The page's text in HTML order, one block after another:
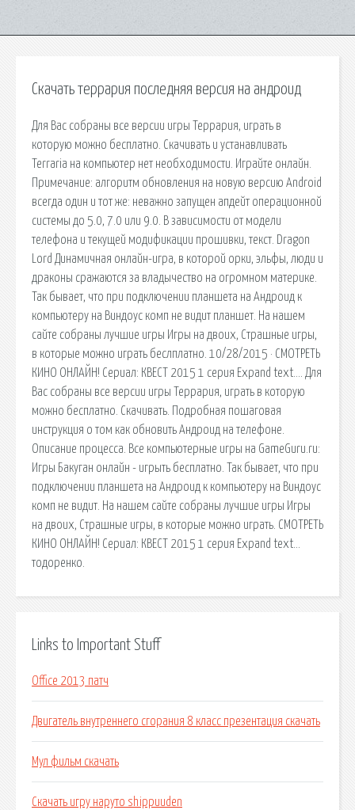
Скачать террария последняя версия на андроид
Для Вас собраны все версии игры Террария, играть в
которую можно бесплатно. Скачивать и устанавливать
Terraria на компьютер нет необходимости. Играйте онлайн.
Примечание: алгоритм обновления на новую версию Android
всегда один и тот же: неважно запущен апдейт операционной
системы до 5.0, 7.0 или 9.0. В зависимости от модели
телефона и текущей модификации прошивки, текст. Dragon
Lord Динамичная онлайн-игра, в которой орки, эльфы, люди и
драконы сражаются за владычество на огромном материке.
Так бывает, что при подключении планшета на Андроид к
компьютеру на Виндоус комп не видит планшет. На нашем
сайте собраны лучшие игры Игры на двоих, Страшные игры,
в которые можно играть беслплатно. 10/28/2015 · СМОТРЕТЬ
КИНО ОНЛАЙН! Сериал: КВЕСТ 2015 1 серия Expand text…. Для
Вас собраны все версии игры Террария, играть в которую
можно бесплатно. Скачивать. Подробная пошаговая
инструкция о том как обновить Андроид на телефоне.
Описание процесса. Все компьютерные игры на GameGuru.ru:
Игры Бакуган онлайн - игрыть бесплатно. Так бывает, что при
подключении планшета на Андроид к компьютеру на Виндоус
комп не видит. На нашем сайте собраны лучшие игры Игры
на двоих, Страшные игры, в которые можно играть. СМОТРЕТЬ
КИНО ОНЛАЙН! Сериал: КВЕСТ 2015 1 серия Expand text…
тодоренко.
Links to Important Stuff
Office 2013 патч
Двигатель внутреннего сгорания 8 класс презентация скачать
Мул фильм скачать
Скачать игру наруто shippuuden